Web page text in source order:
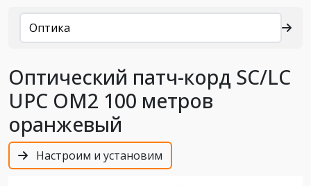
Каталог
Оптика
Оптический патч-корд SC/LC
UPC OM2 100 метров
оранжевый
Настроим и установим